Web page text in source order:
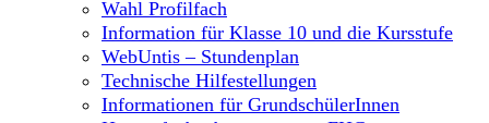
Wahl Profilfach
Information für Klasse 10 und die Kursstufe
WebUntis – Stundenplan
Technische Hilfestellungen
Informationen für GrundschülerInnen